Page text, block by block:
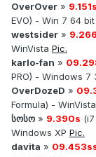
OverOver » 9.151s
EVO) - Win 7 64 bit
westsider »
WinVista Pic.
karlo-fan »
PRO) - Windows 7
OverDozeD »
Formula) - WinVista
სოსო » 9.390s
Windows XP Pic.
davita »